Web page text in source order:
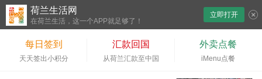
荷兰生活网
在荷兰生活，这一个APP就足够了！
立即打开
每日签到
天天签出小积分
汇款回国
从荷兰汇款至中国
外卖点餐
iMenu点餐